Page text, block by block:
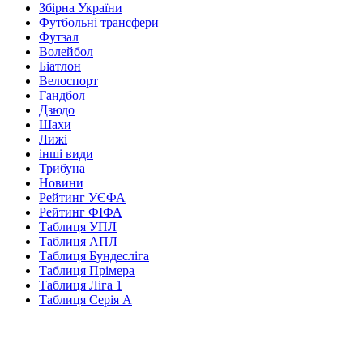
Збірна України
Футбольні трансфери
Футзал
Волейбол
Біатлон
Велоспорт
Гандбол
Дзюдо
Шахи
Лижі
інші види
Трибуна
Новини
Рейтинг УЄФА
Рейтинг ФІФА
Таблиця УПЛ
Таблиця АПЛ
Таблиця Бундесліга
Таблиця Прімера
Таблиця Ліга 1
Таблиця Серія А